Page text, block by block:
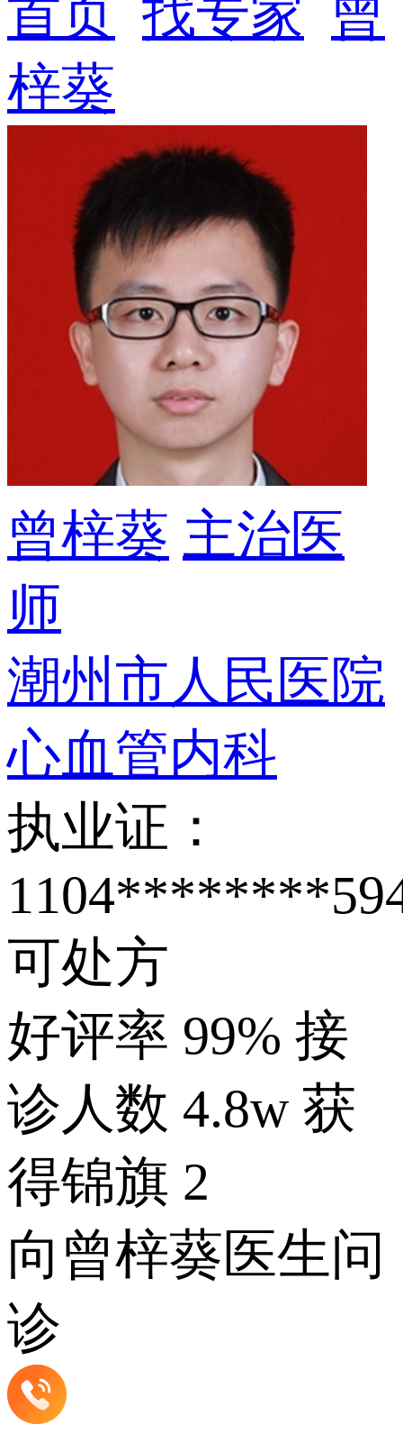
首页 找专家
曾
梓葵
曾梓葵 主治医
师
潮州市人民医院
心血管内科
执业证：
可处方
好评率 99% 接
诊人数 4.8w 获
得锦旗 2
向曾梓葵医生问
诊